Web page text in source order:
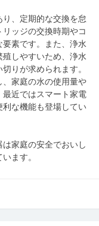
、定期的な交換を怠
ッジの交換時期やコ
素です。また、浄水
しやすいため、浄水
りが求められます。
家庭の水の使用量や
近ではスマート家電
な機能も登場してい
家庭の安全でおいし
ます。